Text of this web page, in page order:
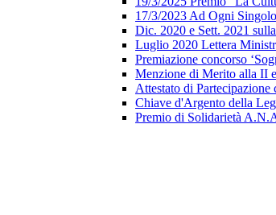
17/3/2023 Ad Ogni
Dic. 2020 e Sett. 2021
Luglio 2020 Lettera
Premiazione concorso
Menzione di Merito alla II
Attestato di
Chiave d'Argento della
Premio di Solidarietà